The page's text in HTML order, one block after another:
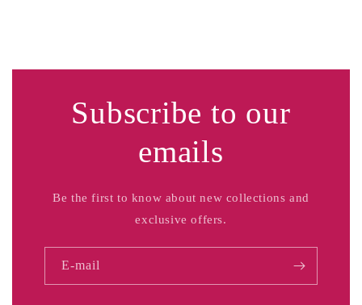
:
Subscribe to our
emails
Be the first to know about new collections and
exclusive offers.
E-mail